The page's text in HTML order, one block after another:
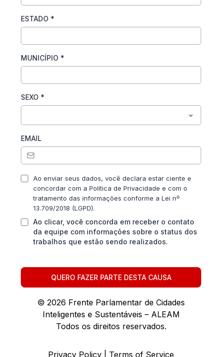
ESTADO *
MUNICÍPIO *
SEXO *
EMAIL
Ao enviar seus dados, você declara estar ciente e
concordar com a Política de Privacidade e com o
tratamento das informações conforme a Lei nº
13.709/2018 (LGPD).
Ao clicar, você concorda em receber o contato
da equipe com informações sobre o status dos
trabalhos que estão sendo realizados.
QUERO FAZER PARTE DESTA CAUSA
© 2026 Frente Parlamentar de Cidades
Inteligentes e Sustentáveis – ALEAM
Todos os direitos reservados.
Privacy Policy Terms of Service